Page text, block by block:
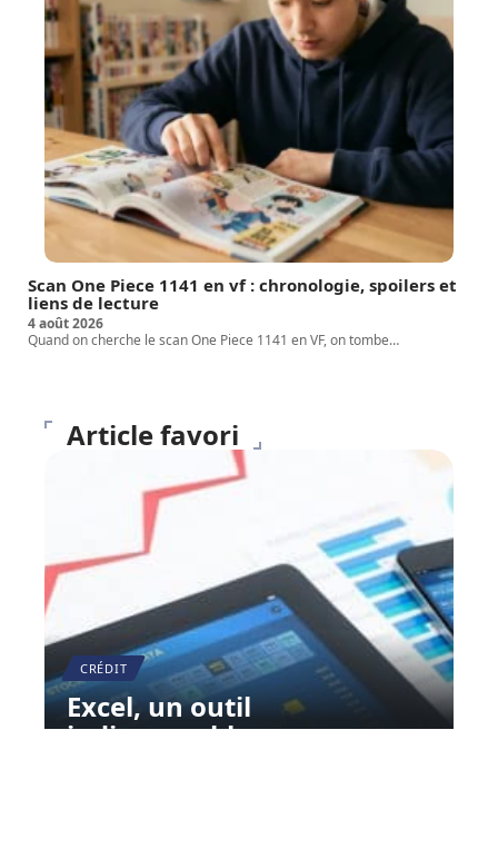
Scan One Piece 1141 en vf : chronologie, spoilers et
liens de lecture
4 août 2026
Quand on cherche le scan One Piece 1141 en VF, on tombe…
Article favori
CRÉDIT
Excel, un outil
indispensable